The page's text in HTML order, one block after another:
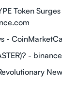
Token
-
-